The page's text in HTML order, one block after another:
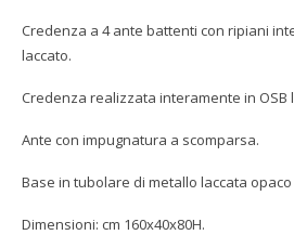
Credenza a 4 ante battenti con ripiani
laccato.
Credenza realizzata interamente in OSB
Ante con impugnatura a scomparsa.
Base in tubolare di metallo laccata
Dimensioni: cm 160x40x80H.